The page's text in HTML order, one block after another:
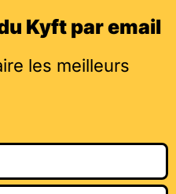
Kyft par email
les meilleurs